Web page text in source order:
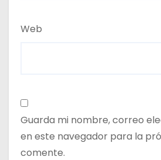
Web
Guarda mi nombre, correo
en este navegador para la
comente.